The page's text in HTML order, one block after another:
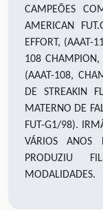
CAMPEÕES
AMERICAN
EFFORT, (AAAT-
108 CHAMPION,
(AAAT-108,
DE STREAKIN
MATERNO DE
FUT-G1/98).
VÁRIOS
PRODUZIU
MODALIDADES.